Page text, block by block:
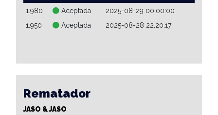
1.980
Aceptada
2025-08-29 00:00:00
1.950
Aceptada 2025-08-28 22:20:17
Rematador
JASO & JASO